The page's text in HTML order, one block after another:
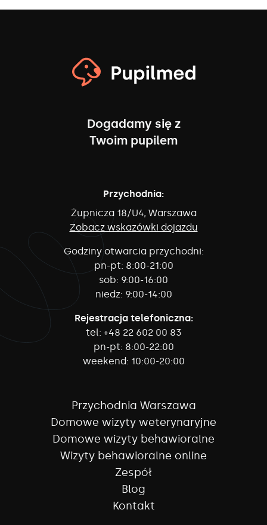
Dogadamy się z
Twoim pupilem
Przychodnia:
Żupnicza 18/U4, Warszawa
Zobacz wskazówki dojazdu
Godziny otwarcia przychodni:
pn-pt: 8:00-21:00
sob: 9:00-16:00
niedz: 9:00-14:00
Rejestracja telefoniczna:
tel: +48 22 602 00 83
pn-pt: 8:00-22:00
weekend: 10:00-20:00
Przychodnia Warszawa
Domowe wizyty weterynaryjne
Domowe wizyty behawioralne
Wizyty behawioralne online
Zespół
Blog
Kontakt